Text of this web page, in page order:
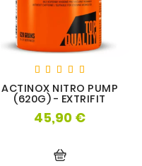
ACTINOX NITRO PUMP
(620G) - EXTRIFIT
45,90 €Prix